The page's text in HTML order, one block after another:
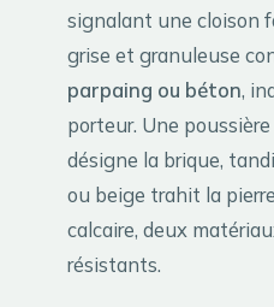
signalant une cloison
grise et granuleuse
parpaing ou béton,
porteur. Une
désigne la brique,
ou beige trahit la
calcaire, deux
résistants.